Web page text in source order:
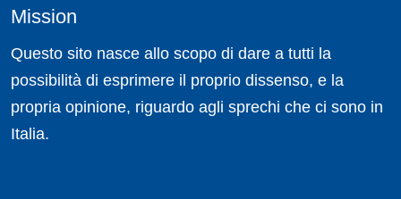
Mission
Questo sito nasce allo scopo di dare a tutti la
possibilità di esprimere il proprio dissenso, e la
propria opinione, riguardo agli sprechi che ci sono in
Italia.